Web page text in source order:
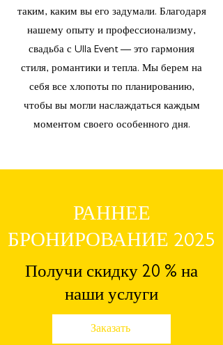
таким, каким вы его задумали. Благодаря
нашему опыту и профессионализму,
свадьба с Ulla Event — это гармония
стиля, романтики и тепла. Мы берем на
себя все хлопоты по планированию,
чтобы вы могли наслаждаться каждым
моментом своего особенного дня.
РАННЕЕ
БРОНИРОВАНИЕ 2025
Получи скидку 20 % на
наши услуги
Заказать